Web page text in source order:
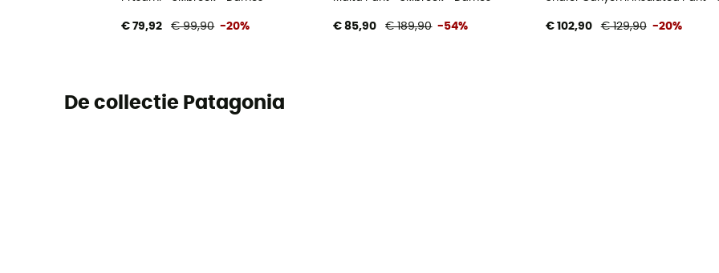
€ 79,92 € 99,90 -20% € 85,90 € 189,90 -54% € 102,90 € 129,90 -20%
De collectie Patagonia